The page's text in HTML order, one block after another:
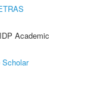
Academic
Scholar